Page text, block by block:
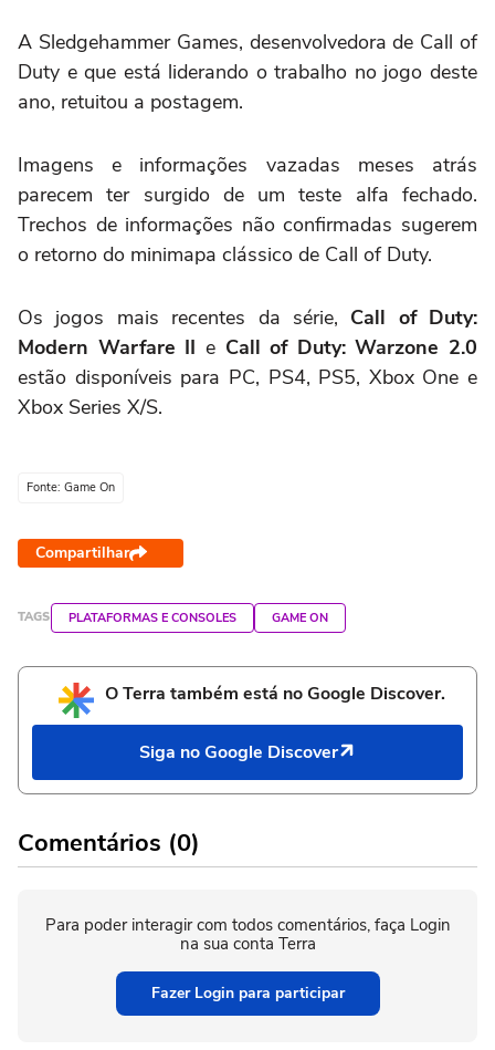
A Sledgehammer Games, desenvolvedora de Call of
Duty e que está liderando o trabalho no jogo deste
ano, retuitou a postagem.
Imagens e informações vazadas meses atrás
parecem ter surgido de um teste alfa fechado.
Trechos de informações não confirmadas sugerem
o retorno do minimapa clássico de Call of Duty.
Os jogos mais recentes da série, Call of Duty:
Modern Warfare II e Call of Duty: Warzone 2.0
estão disponíveis para PC, PS4, PS5, Xbox One e
Xbox Series X/S.
Fonte: Game On
Compartilhar
TAGS PLATAFORMAS E CONSOLES GAME ON
O Terra também está no Google Discover.
Siga no Google Discover
Comentários (0)
Para poder interagir com todos comentários, faça Login
na sua conta Terra
Fazer Login para participar